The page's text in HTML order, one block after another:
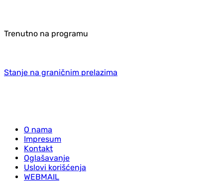
Trenutno na programu
Stanje na graničnim prelazima
O nama
Impresum
Kontakt
Oglašavanje
Uslovi korišćenja
WEBMAIL